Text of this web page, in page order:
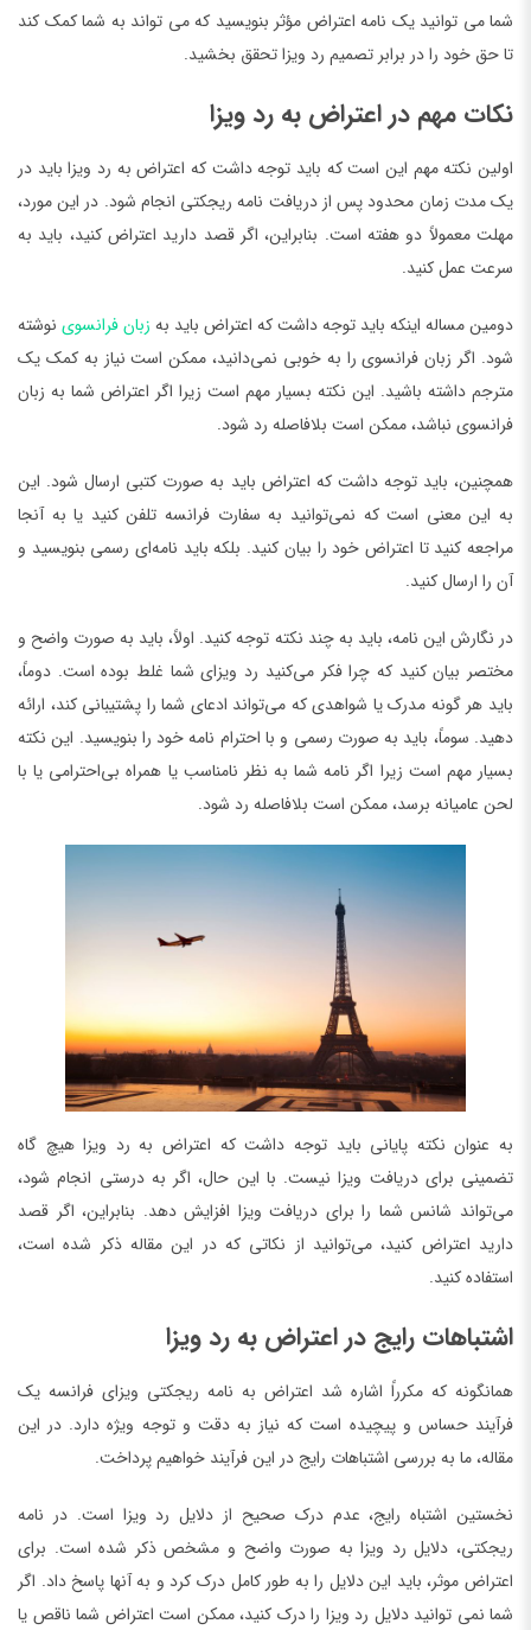
شما می توانید یک نامه اعتراض مؤثر بنویسید که می تواند به شما کمک کند
تا حق خود را در برابر تصمیم رد ویزا تحقق بخشید.
نکات مهم در اعتراض به رد ویزا
اولین نکته مهم این است که باید توجه داشت که اعتراض به رد ویزا باید در
یک مدت زمان محدود پس از دریافت نامه ریجکتی انجام شود. در این مورد،
مهلت معمولاً دو هفته است. بنابراین، اگر قصد دارید اعتراض کنید، باید به
سرعت عمل کنید.
دومین مساله اینکه باید توجه داشت که اعتراض باید به زبان فرانسوی نوشته
شود. اگر زبان فرانسوی را به خوبی نمی‌دانید، ممکن است نیاز به کمک یک
مترجم داشته باشید. این نکته بسیار مهم است زیرا اگر اعتراض شما به زبان
فرانسوی نباشد، ممکن است بلافاصله رد شود.
همچنین، باید توجه داشت که اعتراض باید به صورت کتبی ارسال شود. این
به این معنی است که نمی‌توانید به سفارت فرانسه تلفن کنید یا به آنجا
مراجعه کنید تا اعتراض خود را بیان کنید. بلکه باید نامه‌ای رسمی بنویسید و
آن را ارسال کنید.
در نگارش این نامه، باید به چند نکته توجه کنید. اولاً، باید به صورت واضح و
مختصر بیان کنید که چرا فکر می‌کنید رد ویزای شما غلط بوده است. دوماً،
باید هر گونه مدرک یا شواهدی که می‌تواند ادعای شما را پشتیبانی کند، ارائه
دهید. سوماً، باید به صورت رسمی و با احترام نامه خود را بنویسید. این نکته
بسیار مهم است زیرا اگر نامه شما به نظر نامناسب یا همراه بی‌احترامی یا با
لحن عامیانه برسد، ممکن است بلافاصله رد شود.
به عنوان نکته پایانی باید توجه داشت که اعتراض به رد ویزا هیچ گاه
تضمینی برای دریافت ویزا نیست. با این حال، اگر به درستی انجام شود،
می‌تواند شانس شما را برای دریافت ویزا افزایش دهد. بنابراین، اگر قصد
دارید اعتراض کنید، می‌توانید از نکاتی که در این مقاله ذکر شده است،
استفاده کنید.
اشتباهات رایج در اعتراض به رد ویزا
همانگونه که مکرراً اشاره شد اعتراض به نامه ریجکتی ویزای فرانسه یک
فرآیند حساس و پیچیده است که نیاز به دقت و توجه ویژه دارد. در این
مقاله، ما به بررسی اشتباهات رایج در این فرآیند خواهیم پرداخت.
نخستین اشتباه رایج، عدم درک صحیح از دلایل رد ویزا است. در نامه
ریجکتی، دلایل رد ویزا به صورت واضح و مشخص ذکر شده است. برای
اعتراض موثر، باید این دلایل را به طور کامل درک کرد و به آنها پاسخ داد. اگر
شما نمی توانید دلایل رد ویزا را درک کنید، ممکن است اعتراض شما ناقص یا